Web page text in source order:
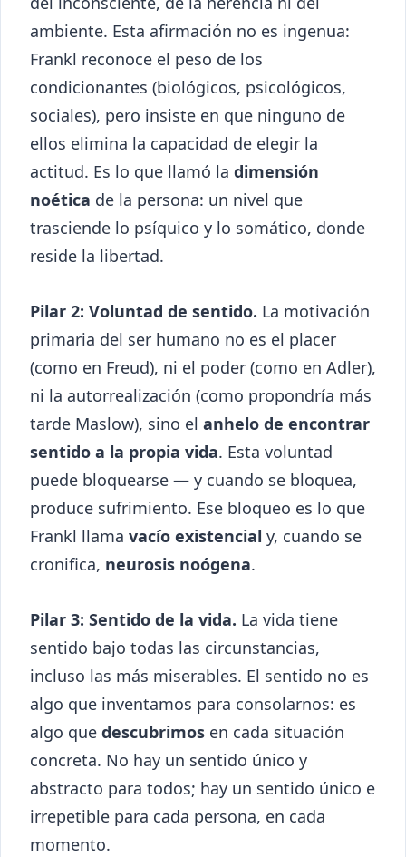
ambiente. Esta afirmación no es ingenua:
Frankl reconoce el peso de los
condicionantes (biológicos, psicológicos,
sociales), pero insiste en que ninguno de
ellos elimina la capacidad de elegir la
actitud. Es lo que llamó la dimensión
noética de la persona: un nivel que
trasciende lo psíquico y lo somático, donde
reside la libertad.
Pilar 2: Voluntad de sentido. La motivación
primaria del ser humano no es el placer
(como en Freud), ni el poder (como en Adler),
ni la autorrealización (como propondría más
tarde Maslow), sino el anhelo de encontrar
sentido a la propia vida. Esta voluntad
puede bloquearse — y cuando se bloquea,
produce sufrimiento. Ese bloqueo es lo que
Frankl llama vacío existencial y, cuando se
cronifica, neurosis noógena.
Pilar 3: Sentido de la vida. La vida tiene
sentido bajo todas las circunstancias,
incluso las más miserables. El sentido no es
algo que inventamos para consolarnos: es
algo que descubrimos en cada situación
concreta. No hay un sentido único y
abstracto para todos; hay un sentido único e
irrepetible para cada persona, en cada
momento.